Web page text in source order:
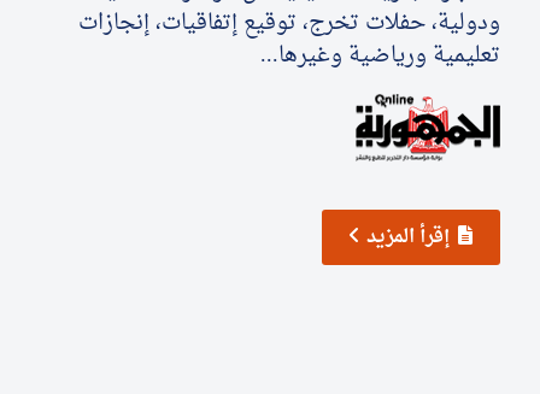
ودولية، حفلات تخرج، توقيع إتفاقيات، إنجازات
تعليمية ورياضية وغيرها...
إقرأ المزيد